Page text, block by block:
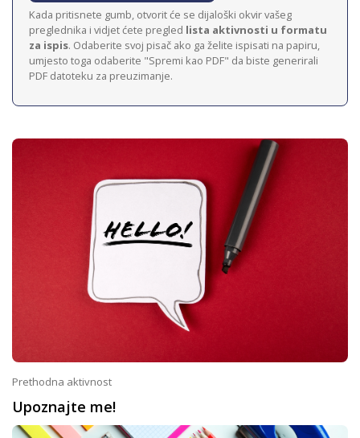
Kada pritisnete gumb, otvorit će se dijaloški okvir vašeg
preglednika i vidjet ćete pregled lista aktivnosti u formatu
za ispis. Odaberite svoj pisač ako ga želite ispisati na papiru,
umjesto toga odaberite "Spremi kao PDF" da biste generirali
PDF datoteku za preuzimanje.
Prethodna aktivnost
Upoznajte me!